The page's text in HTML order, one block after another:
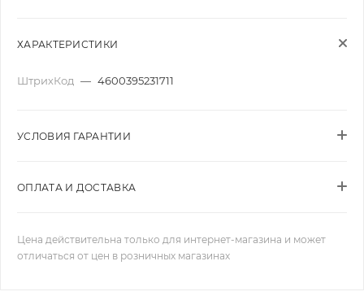
ХАРАКТЕРИСТИКИ
ШтрихКод — 4600395231711
УСЛОВИЯ ГАРАНТИИ
ОПЛАТА И ДОСТАВКА
Цена действительна только для интернет-магазина и может
отличаться от цен в розничных магазинах